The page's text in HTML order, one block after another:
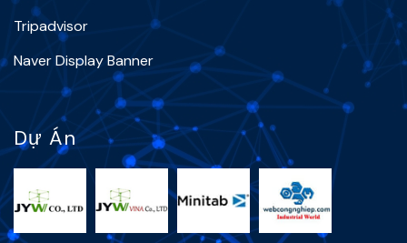
Tripadvisor
Naver Display Banner
Dự Án